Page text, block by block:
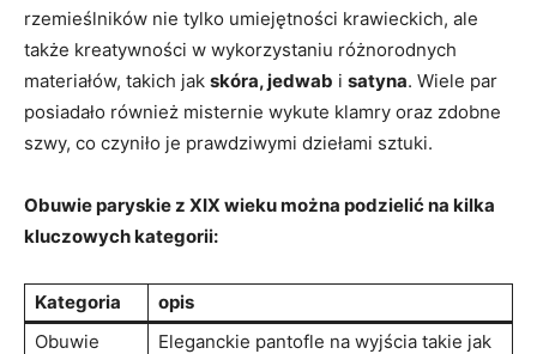
rzemieślników nie tylko umiejętności krawieckich, ale
także kreatywności w wykorzystaniu różnorodnych
materiałów, takich jak skóra, jedwab i satyna. Wiele par
posiadało również misternie wykute klamry oraz zdobne
szwy, co czyniło je prawdziwymi dziełami sztuki.
Obuwie paryskie z XIX wieku można podzielić na kilka
kluczowych kategorii:
Kategoria
opis
Obuwie
Eleganckie pantofle na wyjścia takie jak